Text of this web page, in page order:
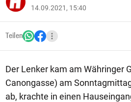
14.09.2021, 15:40
Teilen
Der Lenker kam am Währinger
Canongasse) am
ab, krachte in einen